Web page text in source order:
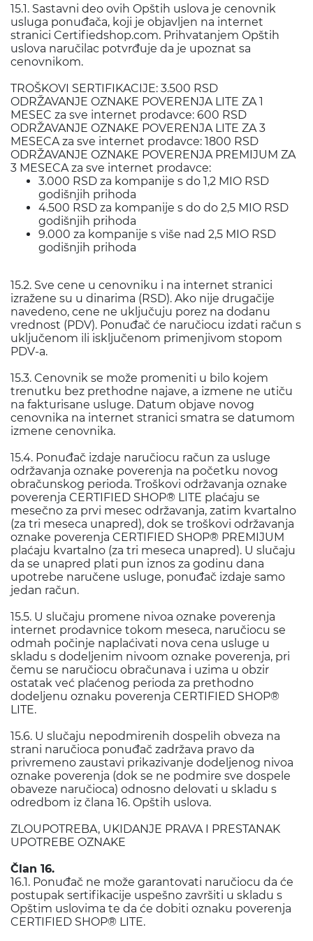
15.1. Sastavni deo ovih Opštih uslova je cenovnik
usluga ponuđača, koji je objavljen na internet
stranici Certifiedshop.com. Prihvatanjem Opštih
uslova naručilac potvrđuje da je upoznat sa
cenovnikom.
TROŠKOVI SERTIFIKACIJE: 3.500 RSD
ODRŽAVANJE OZNAKE POVERENJA LITE ZA 1
MESEC za sve internet prodavce: 600 RSD
ODRŽAVANJE OZNAKE POVERENJA LITE ZA 3
MESECA za sve internet prodavce: 1800 RSD
ODRŽAVANJE OZNAKE POVERENJA PREMIJUM ZA
3 MESECA za sve internet prodavce:
3.000 RSD za kompanije s do 1,2 MIO RSD
godišnjih prihoda
4.500 RSD za kompanije s do do 2,5 MIO RSD
godišnjih prihoda
9.000 za kompanije s više nad 2,5 MIO RSD
godišnjih prihoda
15.2. Sve cene u cenovniku i na internet stranici
izražene su u dinarima (RSD). Ako nije drugačije
navedeno, cene ne uključuju porez na dodanu
vrednost (PDV). Ponuđač će naručiocu izdati račun s
uključenom ili isključenom primenjivom stopom
PDV-a.
15.3. Cenovnik se može promeniti u bilo kojem
trenutku bez prethodne najave, a izmene ne utiču
na fakturisane usluge. Datum objave novog
cenovnika na internet stranici smatra se datumom
izmene cenovnika.
15.4. Ponuđač izdaje naručiocu račun za usluge
održavanja oznake poverenja na početku novog
obračunskog perioda. Troškovi održavanja oznake
poverenja CERTIFIED SHOP® LITE plaćaju se
mesečno za prvi mesec održavanja, zatim kvartalno
(za tri meseca unapred), dok se troškovi održavanja
oznake poverenja CERTIFIED SHOP® PREMIJUM
plaćaju kvartalno (za tri meseca unapred). U slučaju
da se unapred plati pun iznos za godinu dana
upotrebe naručene usluge, ponuđač izdaje samo
jedan račun.
15.5. U slučaju promene nivoa oznake poverenja
internet prodavnice tokom meseca, naručiocu se
odmah počinje naplaćivati nova cena usluge u
skladu s dodeljenim nivoom oznake poverenja, pri
čemu se naručiocu obračunava i uzima u obzir
ostatak već plaćenog perioda za prethodno
dodeljenu oznaku poverenja CERTIFIED SHOP®
LITE.
15.6. U slučaju nepodmirenih dospelih obveza na
strani naručioca ponuđač zadržava pravo da
privremeno zaustavi prikazivanje dodeljenog nivoa
oznake poverenja (dok se ne podmire sve dospele
obaveze naručioca) odnosno delovati u skladu s
odredbom iz člana 16. Opštih uslova.
ZLOUPOTREBA, UKIDANJE PRAVA I PRESTANAK
UPOTREBE OZNAKE
Član 16.
16.1. Ponuđač ne može garantovati naručiocu da će
postupak sertifikacije uspešno završiti u skladu s
Opštim uslovima te da će dobiti oznaku poverenja
CERTIFIED SHOP® LITE.